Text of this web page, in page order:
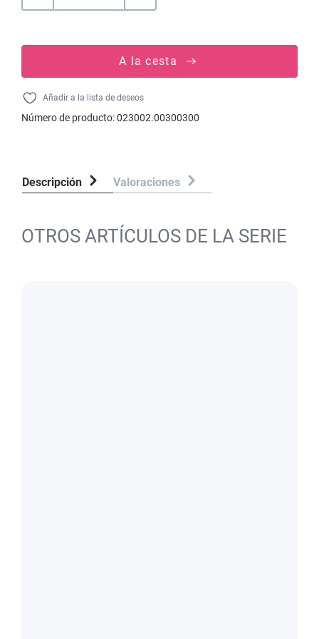
A la cesta
Añadir a la lista de deseos
Número de producto:023002.00300300
Descripción Valoraciones
OTROS ARTÍCULOS DE LA SERIE